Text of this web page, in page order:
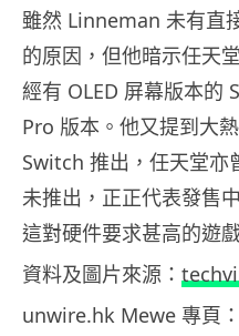
雖然 Linneman 未有直
的原因，但他暗示任天
經有 OLED 屏幕版本的
Pro 版本。他又提到大
Switch 推出，任天堂亦
未推出，正正代表發售
這對硬件要求甚高的遊
資料及圖片來源：
unwire.hk Mewe 專頁：